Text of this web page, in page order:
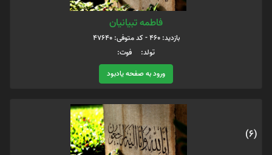
فاطمه تبیانیان
بازدید: 460 - کد متوفی: 47640
تولد: فوت:
ورود به صفحه یادبود
(6)